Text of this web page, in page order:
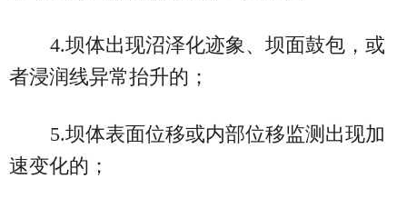
4.坝体出现沼泽化迹象、坝面鼓包，或
者浸润线异常抬升的；
5.坝体表面位移或内部位移监测出现加
速变化的；